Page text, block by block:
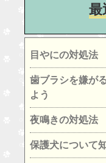
最
目やにの対処法
歯ブラシを嫌が
よう
夜鳴きの対処法
保護犬について